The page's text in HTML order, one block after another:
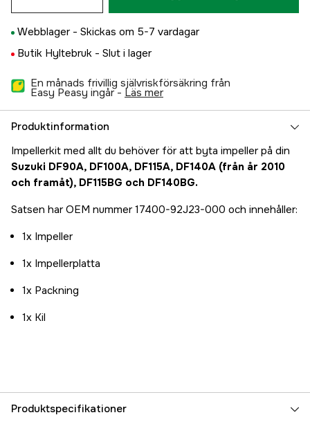
Webblager - Skickas om 5-7 vardagar
Butik Hyltebruk - Slut i lager
En månads frivillig självriskförsäkring från
Easy Peasy ingår - läs mer
Produktinformation
Impellerkit med allt du behöver för att byta impeller på din
Suzuki DF90A, DF100A, DF115A, DF140A (från år 2010
och framåt), DF115BG och DF140BG.
Satsen har OEM nummer 17400-92J23-000 och innehåller:
1x Impeller
1x Impellerplatta
1x Packning
1x Kil
Produktspecifikationer